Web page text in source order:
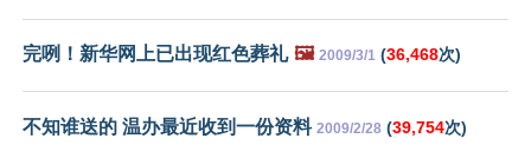
完咧！新华网上已出现红色葬礼 🖼️ 2009/3/1 (36,468次)
不知谁送的 温办最近收到一份资料 2009/2/28 (39,754次)